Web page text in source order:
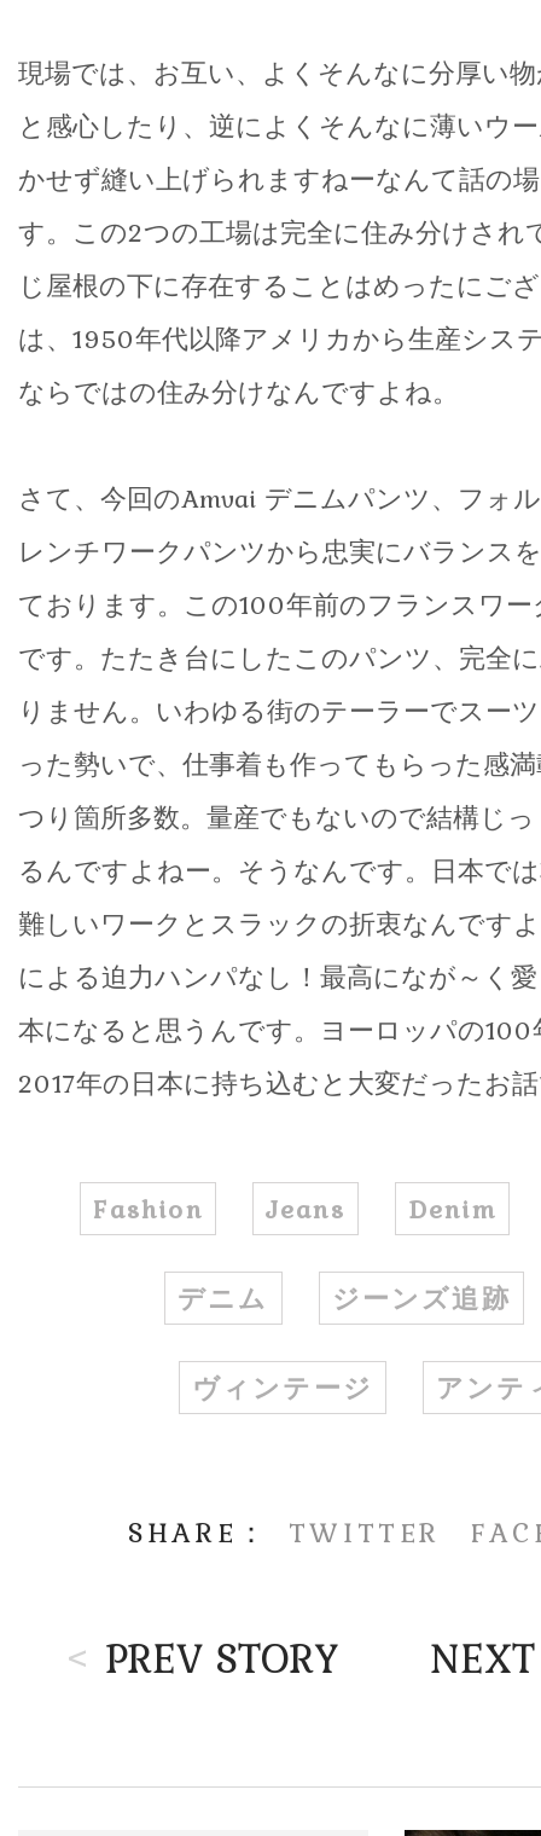
現場では、お互い、よくそんなに分厚い
と感心したり、逆によくそんなに薄いウ
かせず縫い上げられますねーなんて話の
す。この2つの工場は完全に住み分けされ
じ屋根の下に存在することはめったにご
は、1950年代以降アメリカから生産シス
ならではの住み分けなんですよね。
さて、今回のAmvai デニムパンツ、フォ
レンチワークパンツから忠実にバランス
ております。この100年前のフランスワ
です。たたき台にしたこのパンツ、完全
りません。いわゆる街のテーラーでスー
った勢いで、仕事着も作ってもらった感
つり箇所多数。量産でもないので結構じ
るんですよねー。そうなんです。日本で
難しいワークとスラックの折衷なんです
による迫力ハンパなし！最高になが～く
本になると思うんです。ヨーロッパの100
2017年の日本に持ち込むと大変だったお
Fashion Jeans Denim
デニム ジーンズ追跡
ヴィンテージ アンテ
TWITTER
< PREV STORY